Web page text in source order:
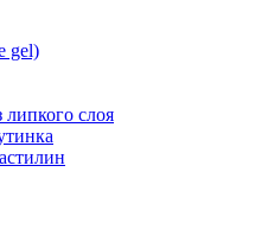
gel)
липкого слоя